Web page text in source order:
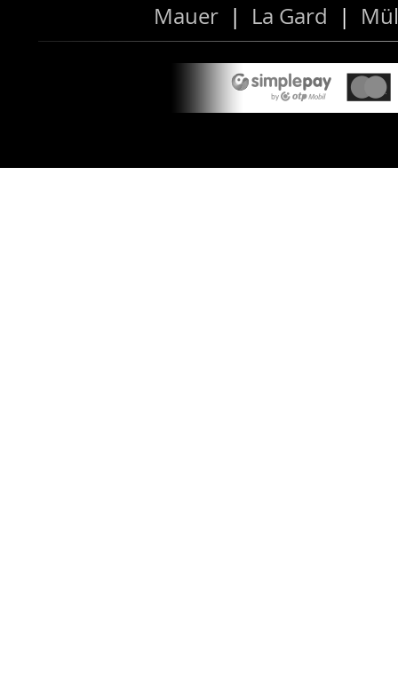
Mauer | La Gard |